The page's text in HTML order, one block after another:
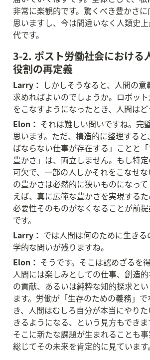
非常に楽観的です。驚くべき豊かさ
思いますし、今は間違いなく人類史
代です。
3-2. ポスト労働社会における
役割の再定義
Larry： しかしそうなると、人間の
求めればよいのでしょうか。ロボッ
をこなすようになったとき、人間はど
Elon： それは難しい問いですね。完
思います。ただ、構造的に整理する
ばならない仕事が存在する」ことと
豊かさ」は、両立しません。もし特
可欠で、一部の人しかそれをこなせ
の豊かさは必然的に狭いものになっ
えば、真に広範な豊かさを実現する
必要性そのものがなくなることが前
です。
Larry： では人間は何のために生き
学的な問いが残りますね。
Elon： そうです。そこは認めざるを
人間には楽しみとしての仕事、創造
の貢献、あるいは純粋な知的探求と
ます。労働が「生存のための義務」
き、人間はむしろ自分が本当にやり
きるようになる、という見方もできま
そこに新たな課題が生まれることも
総じてその未来を肯定的に見ています。